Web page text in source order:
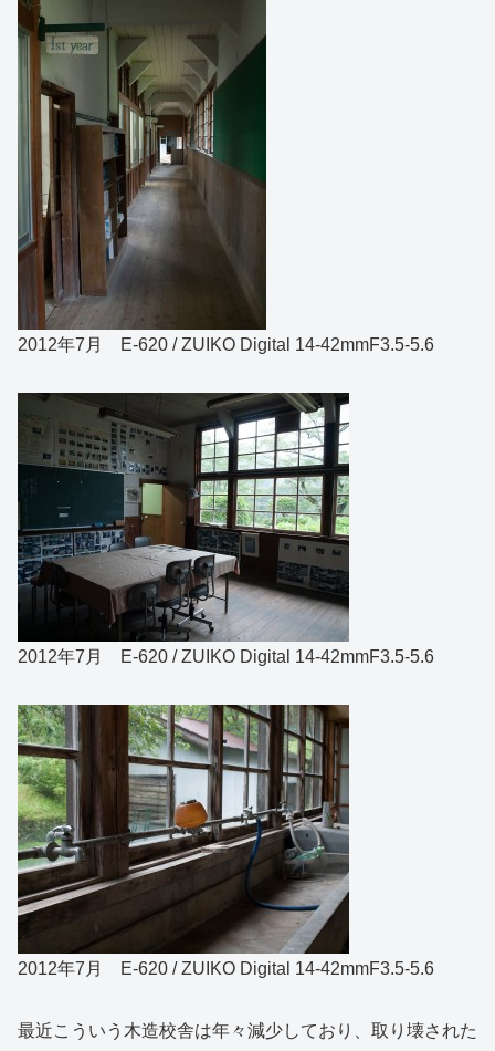
2012年7月 E-620 / ZUIKO Digital 14-42mmF3.5-5.6
2012年7月 E-620 / ZUIKO Digital 14-42mmF3.5-5.6
2012年7月 E-620 / ZUIKO Digital 14-42mmF3.5-5.6
最近こういう木造校舎は年々減少しており、取り壊された